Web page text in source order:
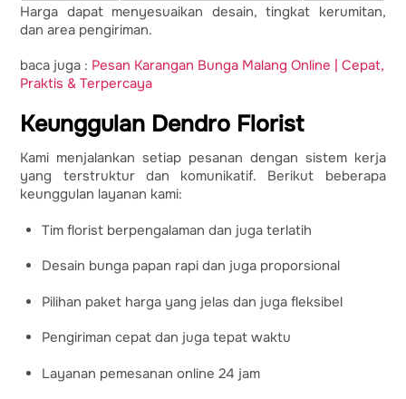
Harga dapat menyesuaikan desain, tingkat kerumitan,
dan area pengiriman.
baca juga : Pesan Karangan Bunga Malang Online | Cepat,
Praktis & Terpercaya
Keunggulan Dendro Florist
Kami menjalankan setiap pesanan dengan sistem kerja
yang terstruktur dan komunikatif. Berikut beberapa
keunggulan layanan kami:
Tim florist berpengalaman dan juga terlatih
Desain bunga papan rapi dan juga proporsional
Pilihan paket harga yang jelas dan juga fleksibel
Pengiriman cepat dan juga tepat waktu
Layanan pemesanan online 24 jam